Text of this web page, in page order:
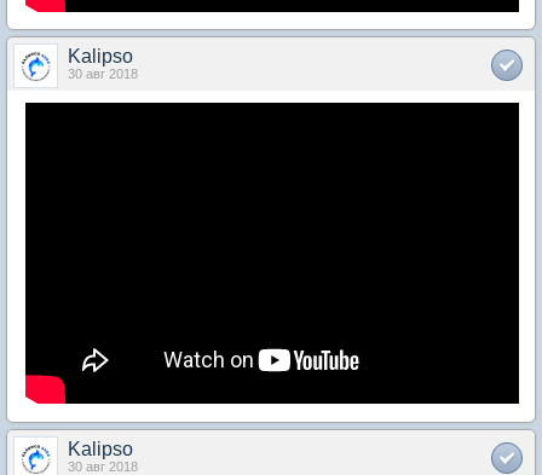
Kalipso
30 авг 2018
Kalipso
30 авг 2018